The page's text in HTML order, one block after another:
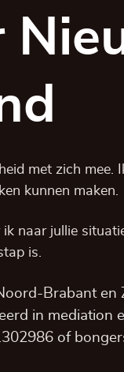
met zich
kunnen maken.
ik naar jullie
is.
Brabant en
in mediation
of